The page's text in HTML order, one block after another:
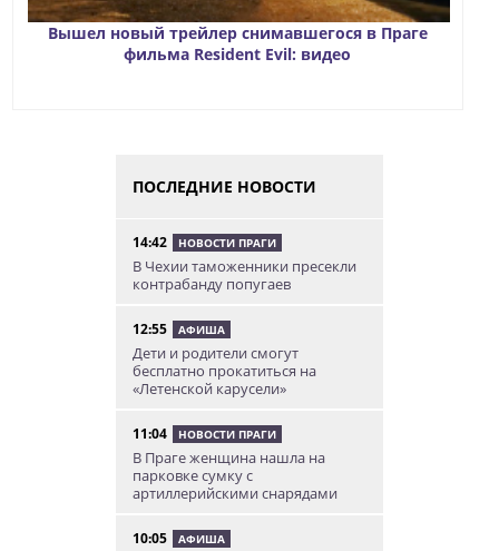
Вышел новый трейлер снимавшегося в Праге
фильма Resident Evil: видео
ПОСЛЕДНИЕ НОВОСТИ
14:42 НОВОСТИ ПРАГИ
В Чехии таможенники пресекли
контрабанду попугаев
12:55 АФИША
Дети и родители смогут
бесплатно прокатиться на
«Летенской карусели»
11:04 НОВОСТИ ПРАГИ
В Праге женщина нашла на
парковке сумку с
артиллерийскими снарядами
10:05 АФИША